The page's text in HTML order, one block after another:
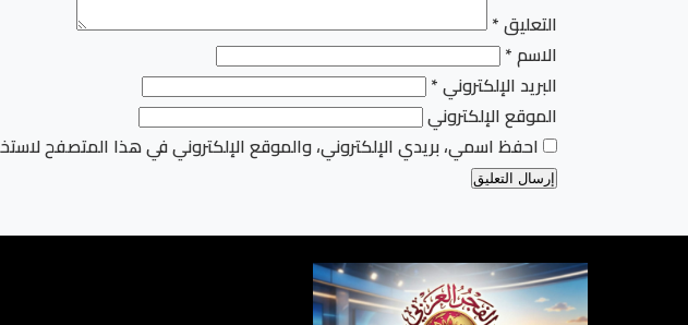
التعليق*
الاسم*
البريد الإلكتروني*
الموقع الإلكتروني
احفظ اسمي، بريدي الإلكتروني، والموقع الإلكتروني في هذا المتصفح